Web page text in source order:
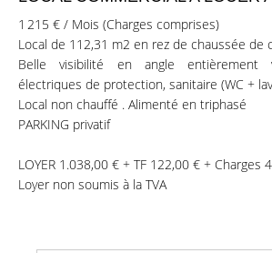
1 215 € / Mois (Charges comprises)
Local de 112,31 m2 en rez de chaussée de
Belle visibilité en angle entièrement
électriques de protection, sanitaire (WC +
Local non chauffé . Alimenté en triphasé
PARKING privatif
LOYER 1.038,00 € + TF 122,00 € + Charges
Loyer non soumis à la TVA